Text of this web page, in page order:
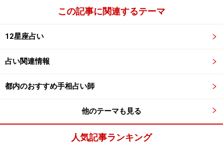
みずがめ座の運命の生かし方
もしれませんが、深追いすれば負のスパイラルに落ちる
だけ。パッと切り替えて、失敗も経験として生かせばよ
また、机上の空論に走りやすいのも気を付けたいポイン
この記事に関連するテーマ
12星座占い
占い関連情報
都内のおすすめ手相占い師
他のテーマも見る
人気記事ランキング